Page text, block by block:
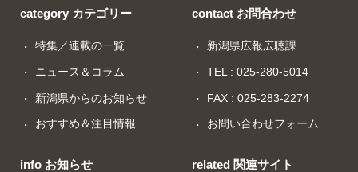
category カテゴリー
特集／連載の一覧
ニュース＆コラム
新潟県からのお知らせ
おすすめ＆注目情報
info お知らせ
contact お問合わせ
新潟県広報広聴課
TEL : 025-280-5014
FAX : 025-283-2274
お問い合わせフォーム
related 関連サイト